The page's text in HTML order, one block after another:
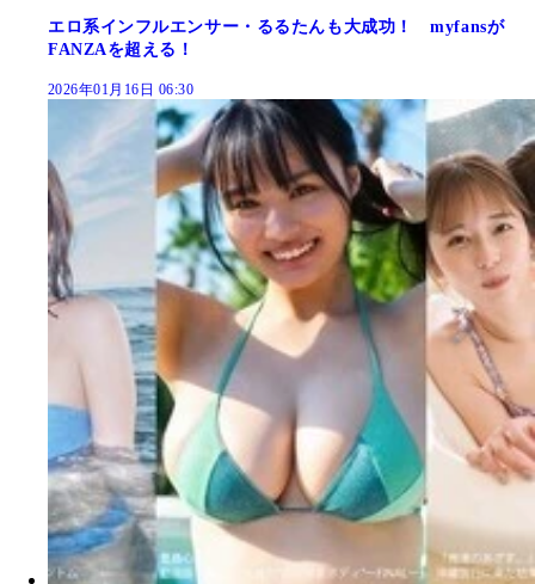
エロ系インフルエンサー・るるたんも大成功！ myfansが
FANZAを超える！
2026年01月16日 06:30